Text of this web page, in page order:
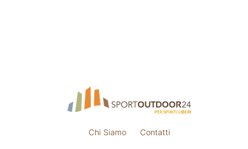
Chi Siamo Contatti